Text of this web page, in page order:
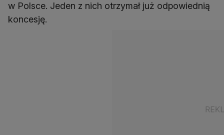
w Polsce. Jeden z nich otrzymał już odpowiednią
koncesję.